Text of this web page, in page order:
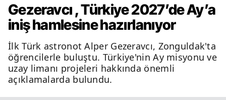
Gezeravcı , Türkiye 2027’de Ay’a
iniş hamlesine hazırlanıyor
İlk Türk astronot Alper Gezeravcı, Zonguldak'ta
öğrencilerle buluştu. Türkiye'nin Ay misyonu ve
uzay limanı projeleri hakkında önemli
açıklamalarda bulundu.